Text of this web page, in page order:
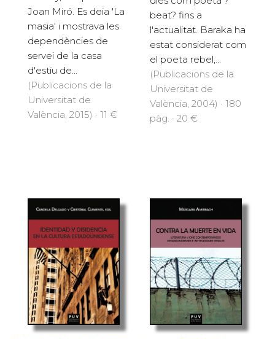
Joan Miró. Es deia 'La
masia' i mostrava les
dependències de
servei de la casa
d'estiu de...
(Publicacions de la
Universitat de
València, 2015) · 11 €
beat? fins a
l'actualitat. Baraka ha
estat considerat com
el poeta rebel,...
(Publicacions de la
Universitat de
València, 2004) · 180
pàg. · 20 €